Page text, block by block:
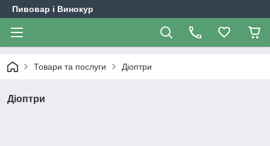
Пивовар і Винокур
Товари та послуги Діоптри
Діоптри